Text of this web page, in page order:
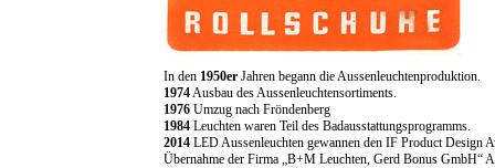
In den 1950er Jahren begann die Aussenleuchtenproduktion.
1974Ausbau des Aussenleuchtensortiments.
1976 Umzug nach Fröndenberg
1984 Leuchten waren Teil des Badausstattungsprogramms.
2014 LED Aussenleuchten gewannen den IF Product Design
Übernahme der Firma „B+M Leuchten, Gerd Bonus GmbH“